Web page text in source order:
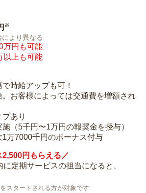
※
より異なる
万円も可能
以上も可能
時給アップも可！
お客様によっては交通費を増額され
あり
施（5千円〜1万円の報奨金を授与）
1万7000千円のボーナス付与
円もらえる／
定期サービスの担当になると、
スタートされる方が対象です